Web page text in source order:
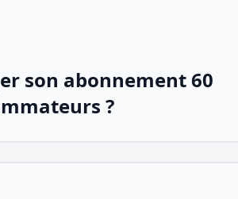
son abonnement 60
?